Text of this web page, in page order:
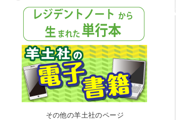
その他の羊土社のページ